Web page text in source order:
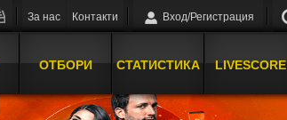
За нас Контакти Вход/Регистрация
ОТБОРИ СТАТИСТИКА LIVESCORE